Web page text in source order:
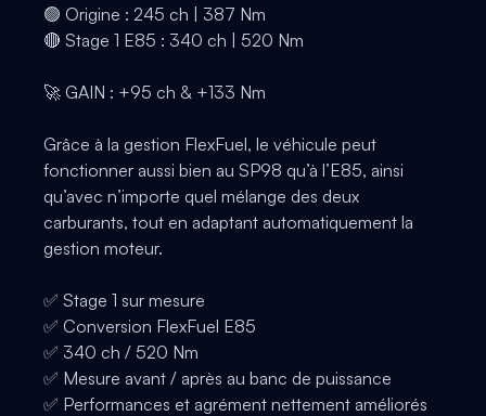
🟢 Origine : 245 ch | 387 Nm
🔴 Stage 1 E85 : 340 ch | 520 Nm
🚀 GAIN : +95 ch & +133 Nm
Grâce à la gestion FlexFuel, le véhicule peut
fonctionner aussi bien au SP98 qu’à l’E85, ainsi
qu’avec n’importe quel mélange des deux
carburants, tout en adaptant automatiquement la
gestion moteur.
✅ Stage 1 sur mesure
✅ Conversion FlexFuel E85
✅ 340 ch / 520 Nm
✅ Mesure avant / après au banc de puissance
✅ Performances et agrément nettement améliorés